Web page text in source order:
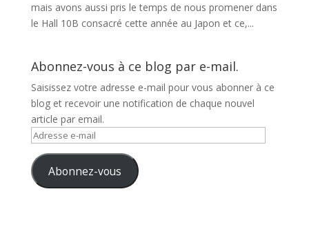
mais avons aussi pris le temps de nous promener dans
le Hall 10B consacré cette année au Japon et ce,...
Abonnez-vous à ce blog par e-mail.
Saisissez votre adresse e-mail pour vous abonner à ce
blog et recevoir une notification de chaque nouvel
article par email.
Adresse
mail Abonnez-vous